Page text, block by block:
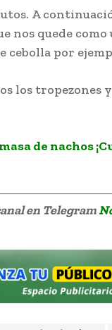
A
nos quede
cebolla por
los tropezones
de nachos
en Telegram